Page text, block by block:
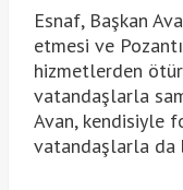
Esnaf, Başkan
etmesi ve
hizmetlerden
vatandaşlarla
Avan, kendisiyle
vatandaşlarla